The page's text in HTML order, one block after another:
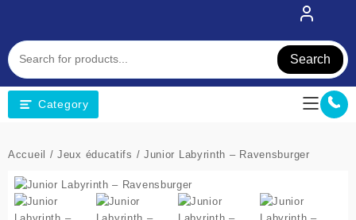
content
Search
Category
Accueil /Jeux éducatifs / Junior Labyrinth – Ravensburger